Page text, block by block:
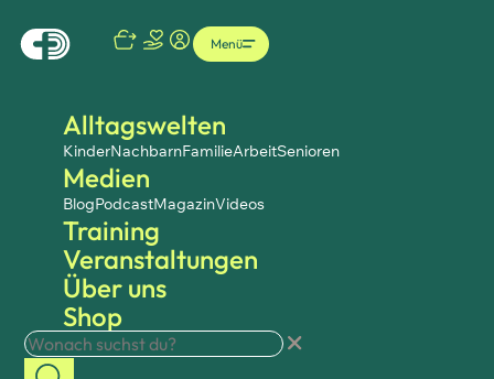
Alltagswelten
KinderNachbarnFamilieArbeitSenioren
Medien
BlogPodcastMagazinVideos
Training
Veranstaltungen
Über uns
Shop
Menü